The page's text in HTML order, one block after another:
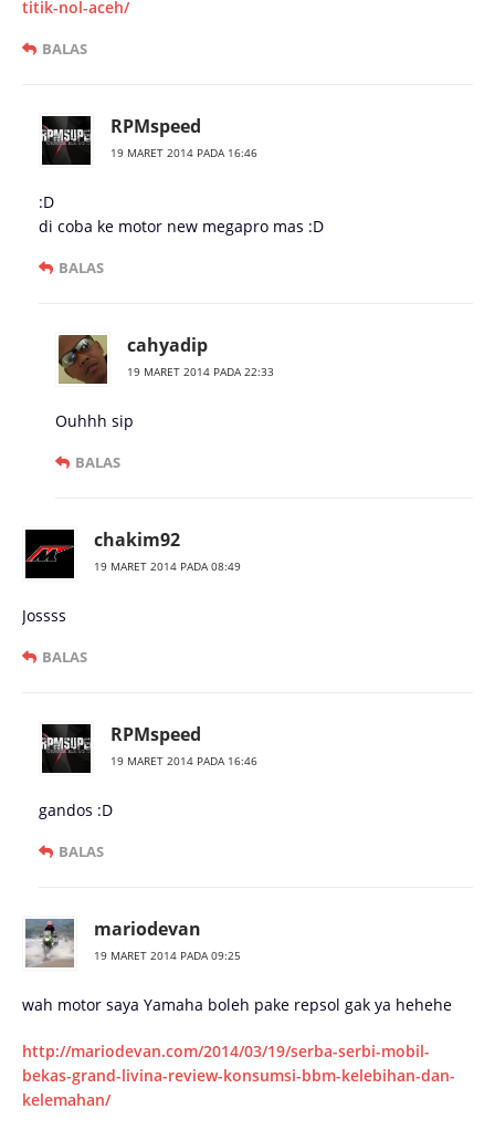
titik-nol-aceh/
BALAS
RPMspeed
19 MARET 2014 PADA 16:46
:D
di coba ke motor new megapro mas :D
BALAS
cahyadip
19 MARET 2014 PADA 22:33
Ouhhh sip
BALAS
chakim92
19 MARET 2014 PADA 08:49
Jossss
BALAS
RPMspeed
19 MARET 2014 PADA 16:46
gandos :D
BALAS
mariodevan
19 MARET 2014 PADA 09:25
wah motor saya Yamaha boleh pake repsol gak ya hehehe
http://mariodevan.com/2014/03/19/serba-serbi-mobil-
bekas-grand-livina-review-konsumsi-bbm-kelebihan-dan-
kelemahan/